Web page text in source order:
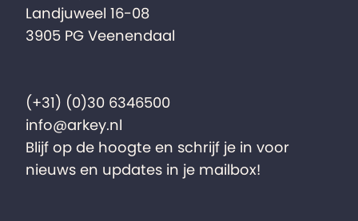
Landjuweel 16-08
3905 PG Veenendaal
(+31) (0)30 6346500
info@arkey.nl
Blijf op de hoogte en schrijf je in voor
nieuws en updates in je mailbox!